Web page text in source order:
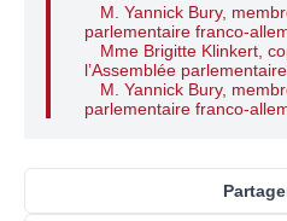
M. Yannick Bury,
parlementaire franco-
Mme Brigitte Klinkert,
l’Assemblée
M. Yannick Bury,
parlementaire franco-